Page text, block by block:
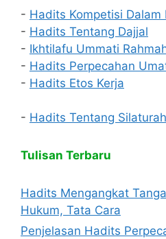
- Hadits Kompetisi Dalam
- Hadits Tentang Dajjal
- Ikhtilafu Ummati
- Hadits Perpecahan
- Hadits Etos Kerja
- Hadits Tentang
Tulisan Terbaru
Hadits Mengangkat
Hukum, Tata Cara
Penjelasan Hadits